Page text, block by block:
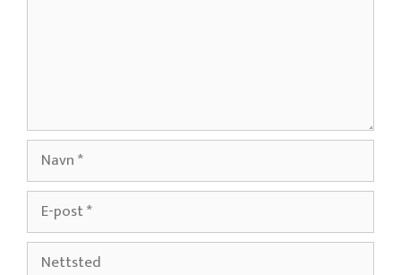
Navn
E-
post
Nettsted